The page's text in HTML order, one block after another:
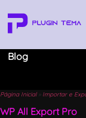
Blog
Página Inicial» Importar e
WP All Export Pro